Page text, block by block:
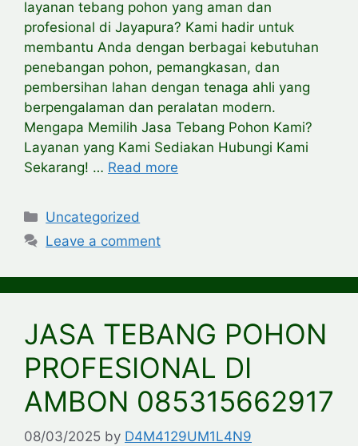
layanan tebang pohon yang aman dan
profesional di Jayapura? Kami hadir untuk
membantu Anda dengan berbagai kebutuhan
penebangan pohon, pemangkasan, dan
pembersihan lahan dengan tenaga ahli yang
berpengalaman dan peralatan modern.
Mengapa Memilih Jasa Tebang Pohon Kami?
Layanan yang Kami Sediakan Hubungi Kami
Sekarang! … Read more
Categories
Uncategorized
Leave a comment
JASA TEBANG POHON
PROFESIONAL DI
AMBON 085315662917
08/03/2025 by D4M4129UM1L4N9